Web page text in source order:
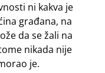
ni kakva je
građana, na
da se žali na
nikada nije
je.